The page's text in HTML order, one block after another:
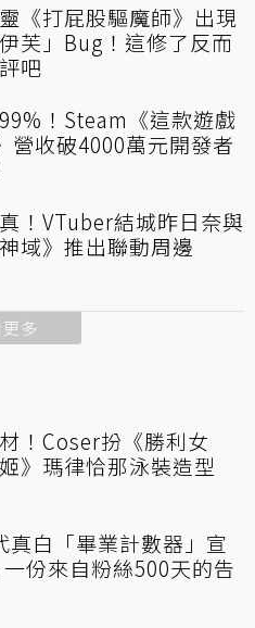
《打屁股驅魔師》出現
伊芙」Bug！這修了反而
吧
！Steam《這款遊戲
營收破4000萬元開發者
！VTuber結城昨日奈與
神域》推出聯動周邊
多
！Coser扮《勝利女
》瑪律恰那泳裝造型
真白「畢業計數器」宣
份來自粉絲500天的告